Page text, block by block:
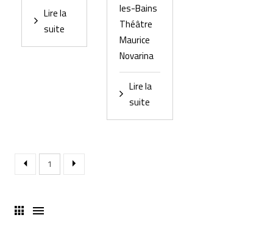
Lire la
suite
les-Bains
Théâtre
Maurice
Novarina
Lire la
suite
1